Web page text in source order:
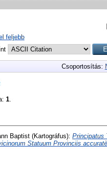
feljebb
Csoportosítás:
1
Baptist (Kartográfus): Principatus
Statuum Provinciis